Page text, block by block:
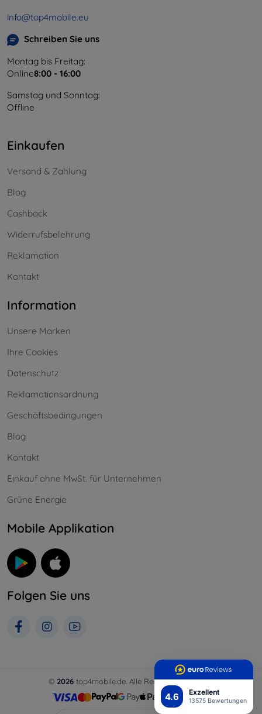
4.6 Exzellent
13575 Bewertungen
info@top4mobile.eu
Schreiben Sie uns
Montag bis Freitag:
Online8:00 - 16:00
Samstag und Sonntag:
Offline
Einkaufen
Versand & Zahlung
Blog
Cashback
Widerrufsbelehrung
Reklamation
Kontakt
Information
Unsere Marken
Ihre Cookies
Datenschutz
Reklamationsordnung
Geschäftsbedingungen
Blog
Kontakt
Einkauf ohne MwSt. für Unternehmen
Grüne Energie
Mobile Applikation
Folgen Sie uns
© 2026 top4mobile.de. Alle Rechte vorbehalten.